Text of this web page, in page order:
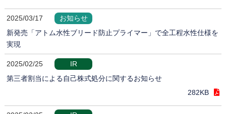
2025/03/17
お知らせ
新発売「アトム水性ブリード防止プライマー」で全工程水性仕様を
実現
2025/02/25
IR
第三者割当による自己株式処分に関するお知らせ
282KB